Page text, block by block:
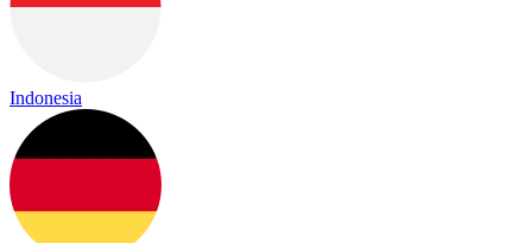
Indonesia